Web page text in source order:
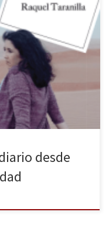
íntimo relato de la
su vida. “Mujer
Así se inicia el
Taranilla (Barcelona,
[…]
desde